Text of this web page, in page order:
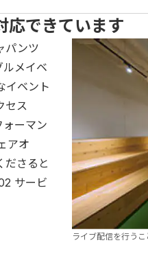
応できています
ライブ配信を行う
パンツ
ルメイベ
イベント
セス
ーマン
アオ
ださると
サービ